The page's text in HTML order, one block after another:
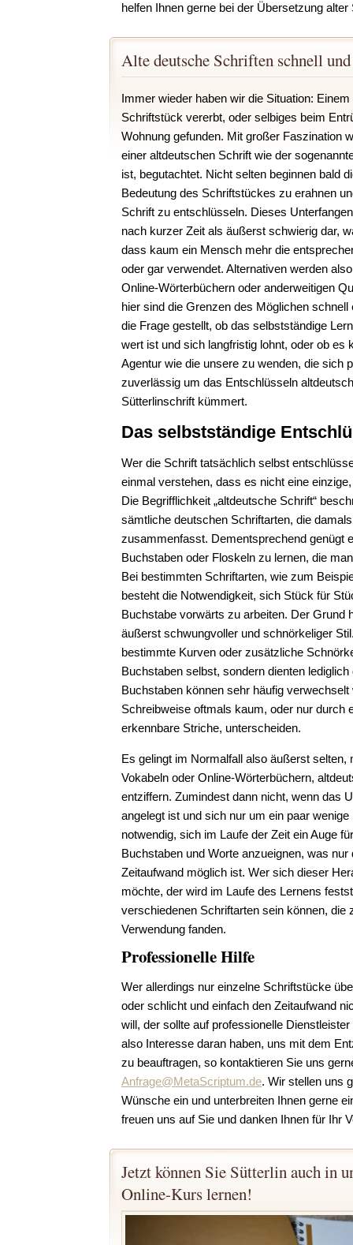
helfen Ihnen gerne bei der Übersetzung alter
Alte deutsche Schriften schnell
Immer wieder haben wir die Situation:
Schriftstück vererbt, oder selbiges beim
Wohnung gefunden. Mit großer Faszination
einer altdeutschen Schrift wie der
ist, begutachtet. Nicht selten beginnen bald
Bedeutung des Schriftstückes zu erahnen
Schrift zu entschlüsseln. Dieses
nach kurzer Zeit als äußerst schwierig dar,
dass kaum ein Mensch mehr die
oder gar verwendet. Alternativen werden
Online-Wörterbüchern oder anderweitigen
hier sind die Grenzen des Möglichen
die Frage gestellt, ob das selbstständige
wert ist und sich langfristig lohnt, oder ob es
Agentur wie die unsere zu wenden, die sich
zuverlässig um das Entschlüsseln
Sütterlinschrift kümmert.
Das selbstständige
Wer die Schrift tatsächlich selbst
einmal verstehen, dass es nicht eine
Die Begrifflichkeit „altdeutsche Schrift“
sämtliche deutschen Schriftarten, die
zusammenfasst. Dementsprechend genügt
Buchstaben oder Floskeln zu lernen, die
Bei bestimmten Schriftarten, wie zum
besteht die Notwendigkeit, sich Stück für
Buchstabe vorwärts zu arbeiten. Der Grund
äußerst schwungvoller und schnörkeliger
bestimmte Kurven oder zusätzliche
Buchstaben selbst, sondern dienten
Buchstaben können sehr häufig
Schreibweise oftmals kaum, oder nur durch
erkennbare Striche, unterscheiden.
Es gelingt im Normalfall also äußerst selten,
Vokabeln oder Online-Wörterbüchern,
entziffern. Zumindest dann nicht, wenn das
angelegt ist und sich nur um ein paar
notwendig, sich im Laufe der Zeit ein Auge
Buchstaben und Worte anzueignen, was
Zeitaufwand möglich ist. Wer sich dieser
möchte, der wird im Laufe des Lernens
verschiedenen Schriftarten sein können, die
Verwendung fanden.
Professionelle Hilfe
Wer allerdings nur einzelne Schriftstücke
oder schlicht und einfach den Zeitaufwand
will, der sollte auf professionelle
also Interesse daran haben, uns mit dem
zu beauftragen, so kontaktieren Sie uns
Anfrage@MetaScriptum.de. Wir stellen uns
Wünsche ein und unterbreiten Ihnen gerne
freuen uns auf Sie und danken Ihnen für Ihr
Jetzt können Sie Sütterlin auch in
Online-Kurs lernen!